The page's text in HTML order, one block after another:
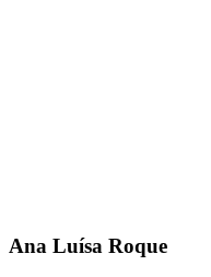
Ana Luísa Roque